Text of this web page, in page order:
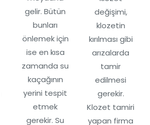
gelir. Bütün
bunları
önlemek için
ise en kısa
zamanda su
kaçağının
yerini tespit
etmek
gerekir. Su
değişimi,
klozetin
kırılması gibi
arızalarda
tamir
edilmesi
gerekir.
Klozet tamiri
yapan firma